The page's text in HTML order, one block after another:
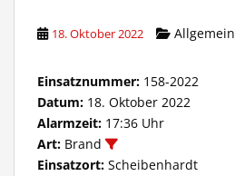
18. Oktober 2022 Allgemein
Einsatznummer: 158-2022
Datum: 18. Oktober 2022
Alarmzeit: 17:36 Uhr
Art: Brand
Einsatzort: Scheibenhardt